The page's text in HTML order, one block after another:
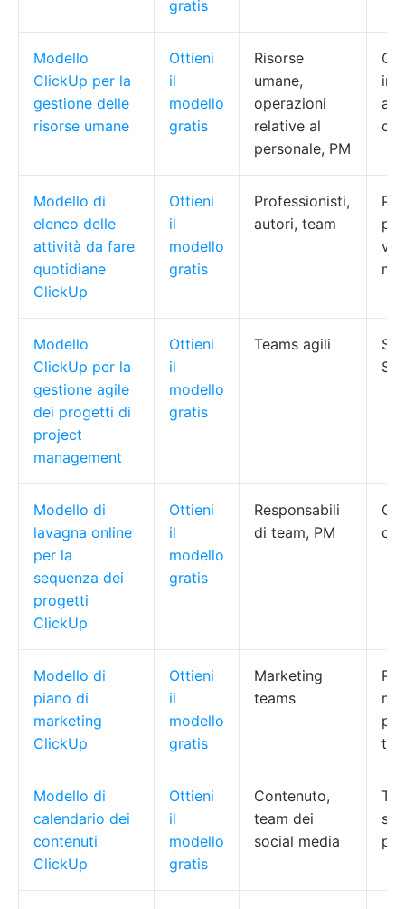
gratis
Modello
ClickUp per la
gestione delle
risorse umane
Ottieni
il
modello
gratis
Risorse
umane,
operazioni
relative al
personale, PM
Modello di
elenco delle
attività da fare
quotidiane
ClickUp
Ottieni
il
modello
gratis
Professionisti,
autori, team
Modello
ClickUp per la
gestione agile
dei progetti di
project
management
Ottieni
il
modello
gratis
Teams agili
Modello di
lavagna online
per la
sequenza dei
progetti
ClickUp
Ottieni
il
modello
gratis
Responsabili
di team, PM
Modello di
piano di
marketing
ClickUp
Ottieni
il
modello
gratis
Marketing
teams
Modello di
calendario dei
contenuti
ClickUp
Ottieni
il
modello
gratis
Contenuto,
team dei
social media